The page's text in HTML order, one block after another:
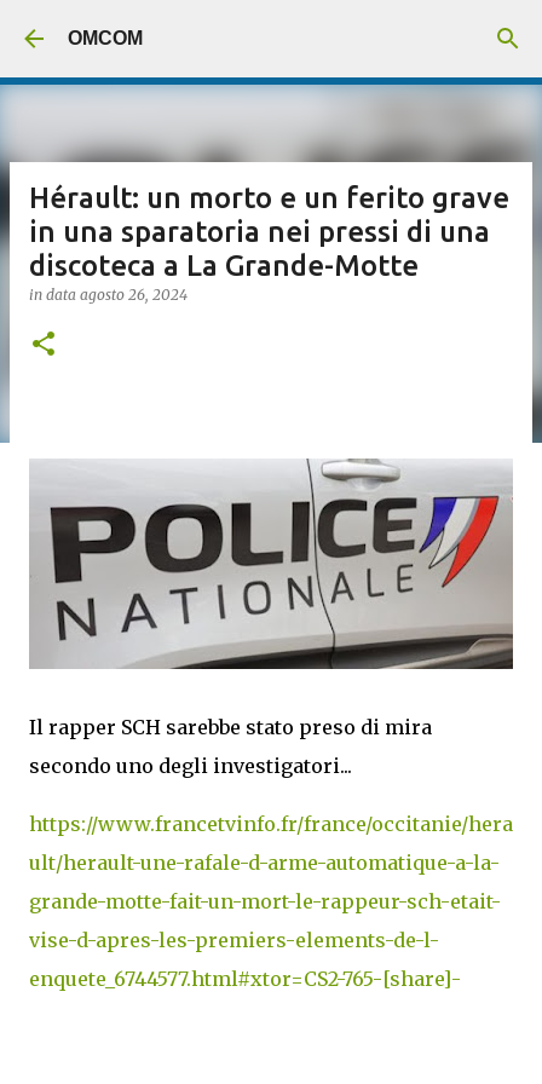
OMCOM
Hérault: un morto e un ferito grave
in una sparatoria nei pressi di una
discoteca a La Grande-Motte
in data agosto 26, 2024
Il rapper SCH sarebbe stato preso di mira
secondo uno degli investigatori...
https://www.francetvinfo.fr/france/occitanie/hera
ult/herault-une-rafale-d-arme-automatique-a-la-
grande-motte-fait-un-mort-le-rappeur-sch-etait-
vise-d-apres-les-premiers-elements-de-l-
enquete_6744577.html#xtor=CS2-765-[share]-